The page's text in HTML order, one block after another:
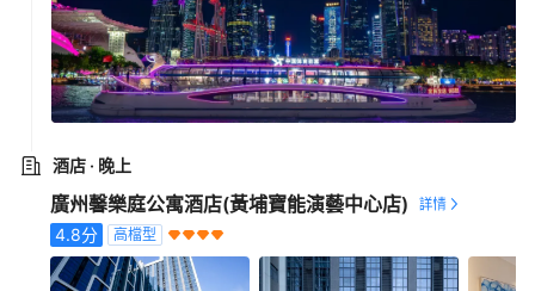
酒店 · 晚上
廣州馨樂庭公寓酒店(黃埔寶能演藝中心店)
4.8分 高檔型